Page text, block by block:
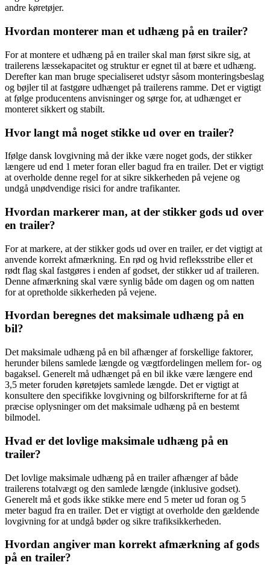
andre køretøjer.
Hvordan monterer man et udhæng på en trailer?
For at montere et udhæng på en trailer skal man først sikre sig, at
trailerens læssekapacitet og struktur er egnet til at bære et udhæng.
Derefter kan man bruge specialiseret udstyr såsom monteringsbeslag
og bøjler til at fastgøre udhænget på trailerens ramme. Det er vigtigt
at følge producentens anvisninger og sørge for, at udhænget er
monteret sikkert og stabilt.
Hvor langt må noget stikke ud over en trailer?
Ifølge dansk lovgivning må der ikke være noget gods, der stikker
længere ud end 1 meter foran eller bagud fra en trailer. Det er vigtigt
at overholde denne regel for at sikre sikkerheden på vejene og
undgå unødvendige risici for andre trafikanter.
Hvordan markerer man, at der stikker gods ud over
en trailer?
For at markere, at der stikker gods ud over en trailer, er det vigtigt at
anvende korrekt afmærkning. En rød og hvid refleksstribe eller et
rødt flag skal fastgøres i enden af godset, der stikker ud af traileren.
Denne afmærkning skal være synlig både om dagen og om natten
for at opretholde sikkerheden på vejene.
Hvordan beregnes det maksimale udhæng på en
bil?
Det maksimale udhæng på en bil afhænger af forskellige faktorer,
herunder bilens samlede længde og vægtfordelingen mellem for- og
bagaksel. Generelt må udhænget på en bil ikke være længere end
3,5 meter foruden køretøjets samlede længde. Det er vigtigt at
konsultere den specifikke lovgivning og bilforskrifterne for at få
præcise oplysninger om det maksimale udhæng på en bestemt
bilmodel.
Hvad er det lovlige maksimale udhæng på en
trailer?
Det lovlige maksimale udhæng på en trailer afhænger af både
trailerens totalvægt og den samlede længde (inklusive godset).
Generelt må et gods ikke stikke mere end 5 meter ud foran og 5
meter bagud fra en trailer. Det er vigtigt at overholde den gældende
lovgivning for at undgå bøder og sikre trafiksikkerheden.
Hvordan angiver man korrekt afmærkning af gods
på en trailer?